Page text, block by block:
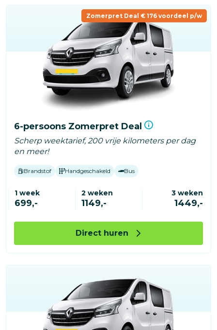
Zomerpret Deal € 176 voordeel p/w
6-persoons Zomerpret Deal
Scherp weektarief, 200 vrije kilometers per dag
en meer!
Brandstof Handgeschakeld Bus
1 week
699,-
2 weken
1149,-
3 weken
1449,-
Direct huren